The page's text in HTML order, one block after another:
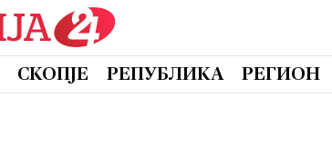
СКОПЈЕ РЕПУБЛИКА РЕГИОН